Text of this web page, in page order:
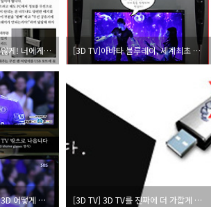
[3D TV] 나눔은 보이지 않게! 너에게 나를 보낸다! [3D TV]아바타 블루레이, 세계최초 Full HD 3D 블루레이 플레이어로 보다!
[3D TV] 남아공 월드컵 3D 어떻게 즐겨야 잘 즐기는 걸까? [3D TV] 3D TV를 진짜에 더 가깝게 해주는 삼성전자만의 종합처방!